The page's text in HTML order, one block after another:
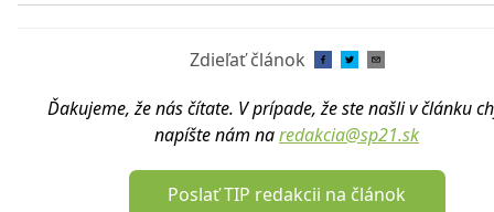
Zdieľať článok
Ďakujeme, že nás čítate. V prípade, že ste našli v článku
napíšte nám naredakcia@sp21.sk
Poslať TIP redakcii na článok